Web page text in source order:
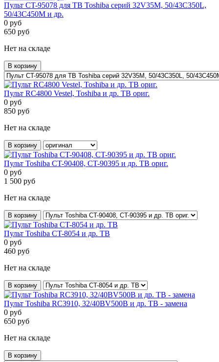
Пульт CT-95078 для ТВ Toshiba серий 32V35M, 50/43C350L,
50/43C450M и др.
0 руб
650 руб
Нет на складе
В корзину
Пульт RC4800 Vestel, Toshiba и др. ТВ ориг.
0 руб
850 руб
Нет на складе
В корзину
Пульт Toshiba CT-90408, CT-90395 и др. ТВ ориг.
0 руб
1 500 руб
Нет на складе
В корзину
Пульт Toshiba CT-8054 и др. ТВ
0 руб
460 руб
Нет на складе
В корзину
Пульт Toshiba RC3910, 32/40BV500B и др. ТВ - замена
0 руб
650 руб
Нет на складе
В корзину